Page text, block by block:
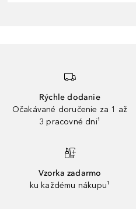
Rýchle dodanie
Očakávané doručenie za 1 až
3 pracovné dni¹
Vzorka zadarmo
ku každému nákupu¹